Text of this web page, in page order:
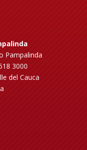
Pampalinda
3000
del Cauca